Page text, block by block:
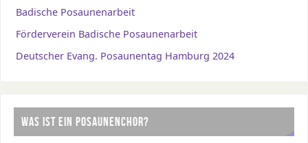
Badische Posaunenarbeit
Förderverein Badische Posaunenarbeit
Deutscher Evang. Posaunentag Hamburg 2024
WAS IST EIN POSAUNENCHOR?